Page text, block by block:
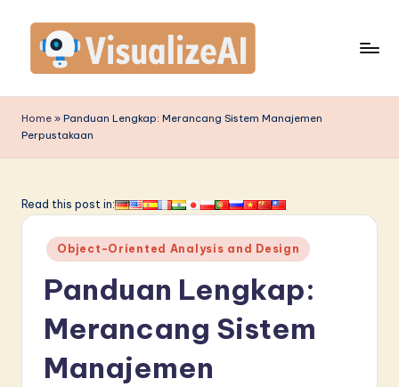
content
is
u
li
A
Home » Panduan Lengkap: Merancang Sistem Manajemen
Perpustakaan
Read this post in:
Posted
in
Object-Oriented Analysis and Design
Panduan Lengkap:
Merancang Sistem
Manajemen